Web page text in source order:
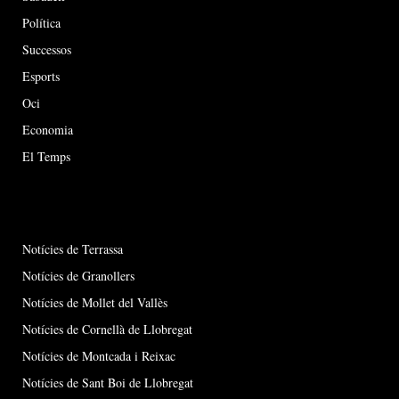
Política
Successos
Esports
Oci
Economia
El Temps
Notícies de Terrassa
Notícies de Granollers
Notícies de Mollet del Vallès
Notícies de Cornellà de Llobregat
Notícies de Montcada i Reixac
Notícies de Sant Boi de Llobregat